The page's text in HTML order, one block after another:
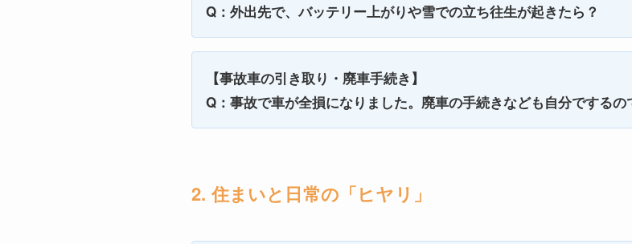
Q：外出先で、バッテリー上がりや雪での立ち往生が起きたら？
【事故車の引き取り・廃車手続き】
Q：事故で車が全損になりました。廃車の手続きなども自分でするの
2. 住まいと日常の「ヒヤリ」